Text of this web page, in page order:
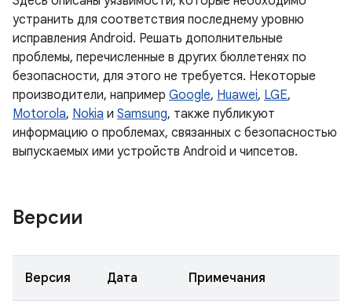
устранить для соответствия последнему уровню
исправления Android. Решать дополнительные
проблемы, перечисленные в других бюллетенях по
безопасности, для этого не требуется. Некоторые
производители, например Google, Huawei, LGE,
Motorola, Nokia и Samsung, также публикуют
информацию о проблемах, связанных с безопасностью
выпускаемых ими устройств Android и чипсетов.
Версии
Версия Дата Примечания